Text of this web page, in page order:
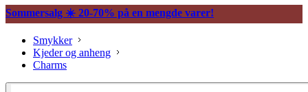
Sommersalg ☀️ 20-70% på en mengde varer!
Smykker
Kjeder og anheng
Charms